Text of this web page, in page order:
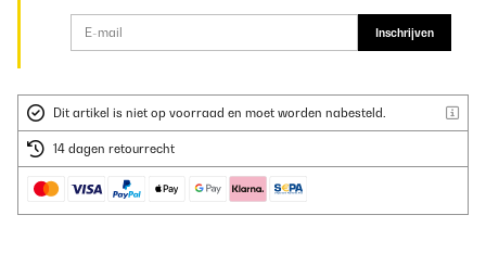
Inschrijven
Dit artikel is niet op voorraad en moet worden nabesteld.
14 dagen retourrecht